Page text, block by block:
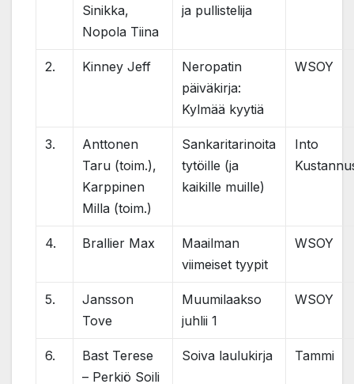
Sinikka,
Nopola Tiina
ja pullistelija
2. Kinney Jeff
Neropatin
päiväkirja:
Kylmää kyytiä
WSOY
3.
Anttonen
Taru (toim.),
Karppinen
Milla (toim.)
Sankaritarinoita
tytöille (ja
kaikille muille)
Into
4. Brallier Max
Maailman
viimeiset tyypit
WSOY
5.
Jansson
Tove
Muumilaakso
juhlii 1
WSOY
6.
Bast Terese
– Perkiö Soili
Soiva laulukirja Tammi